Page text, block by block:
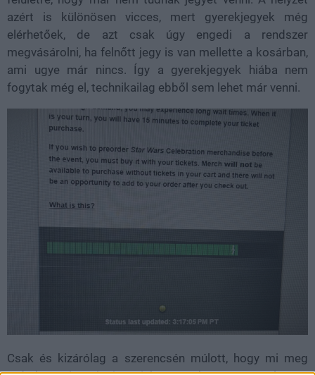
azért is különösen vicces, mert gyerekjegyek még
elérhetőek, de azt csak úgy engedi a rendszer
megvásárolni, ha felnőtt jegy is van mellette a kosárban,
ami ugye már nincs. Így a gyerekjegyek hiába nem
fogytak még el, technikailag ebből sem lehet már venni.
Csak és kizárólag a szerencsén múlott, hogy mi meg